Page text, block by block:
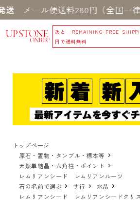
ル便送料280円（全国一律）
あと
円で送料無料
トップページ
原石・置物・タンブル・標本等
天然単結晶・六角柱・ポイント
レムリアンシード レムリアンルーツ
石の名前で選ぶ
サ行
水晶
レムリアンシード レムリアンシードクリ